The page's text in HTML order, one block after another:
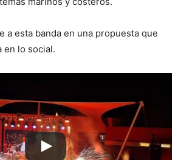
a esta banda en una propuesta que
en lo social.